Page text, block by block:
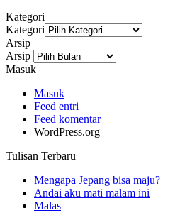
Kategori
Kategori
Arsip
Arsip
Masuk
Masuk
Feed entri
Feed komentar
WordPress.org
Tulisan Terbaru
Mengapa Jepang bisa maju?
Andai aku mati malam ini
Malas